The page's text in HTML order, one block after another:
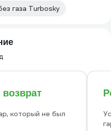
газа Turbosky
который не был